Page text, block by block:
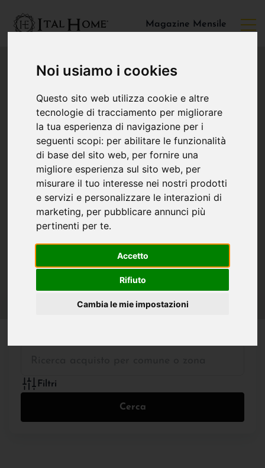
Noi usiamo i cookies
Questo sito web utilizza cookie e altre
tecnologie di tracciamento per migliorare
la tua esperienza di navigazione per i
seguenti scopi: per abilitare le funzionalità
di base del sito web, per fornire una
migliore esperienza sul sito web, per
misurare il tuo interesse nei nostri prodotti
e servizi e personalizzare le interazioni di
marketing, per pubblicare annunci più
pertinenti per te.
Accetto
Rifiuto
Cambia le mie impostazioni
Magazine Mensile
Filtri
Cerca